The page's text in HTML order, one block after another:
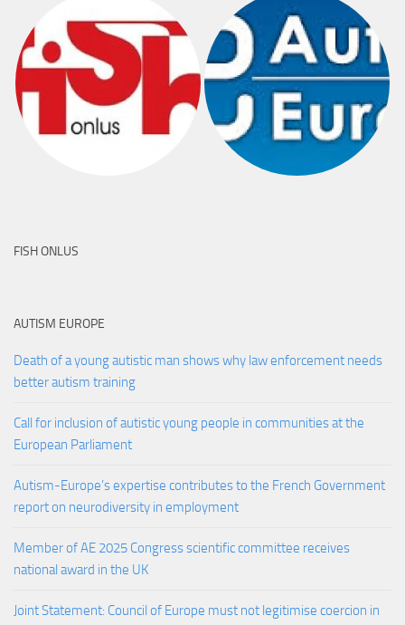
FISH ONLUS
AUTISM EUROPE
Death of a young autistic man shows why law enforcement needs
better autism training
Call for inclusion of autistic young people in communities at the
European Parliament
Autism-Europe’s expertise contributes to the French Government
report on neurodiversity in employment
Member of AE 2025 Congress scientific committee receives
national award in the UK
Joint Statement: Council of Europe must not legitimise coercion in